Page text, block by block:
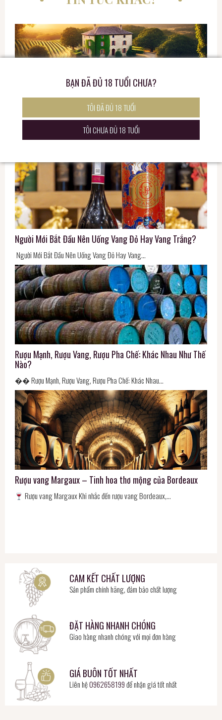
Prosecco – Vang Sủi Italia Thanh Lịch, Tươi Mát Và Dễ
Yêu
�� Prosecco – Vang Sủi Italia Thanh Lịch, Tươi Mát…
Người Mới Bắt Đầu Nên Uống Vang Đỏ Hay Vang Trắng?
Người Mới Bắt Đầu Nên Uống Vang Đỏ Hay Vang…
Rượu Mạnh, Rượu Vang, Rượu Pha Chế: Khác Nhau Như Thế
Nào?
�� Rượu Mạnh, Rượu Vang, Rượu Pha Chế: Khác Nhau…
Rượu vang Margaux – Tinh hoa thơ mộng của Bordeaux
Rượu vang Margaux Khi nhắc đến rượu vang Bordeaux,…
CAM KẾT CHẤT LƯỢNG
Sản phẩm chính hãng, đảm bảo chất lượng
ĐẶT HÀNG NHANH CHÓNG
Giao hàng nhanh chóng với mọi đơn hàng
GIÁ BUÔN TỐT NHẤT
Liên hệ0962658199để nhận giá tốt nhất
BẠN ĐÃ ĐỦ 18 TUỔI CHƯA?
TÔI ĐÃ ĐỦ 18 TUỔI
TÔI CHƯA ĐỦ 18 TUỔI